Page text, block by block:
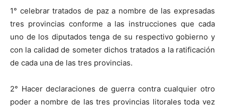
1° celebrar tratados de paz a nombre de las expresadas
tres provincias conforme a las instrucciones que cada
uno de los diputados tenga de su respectivo gobierno y
con la calidad de someter dichos tratados a la ratificación
de cada una de las tres provincias.
2° Hacer declaraciones de guerra contra cualquier otro
poder a nombre de las tres provincias litorales toda vez